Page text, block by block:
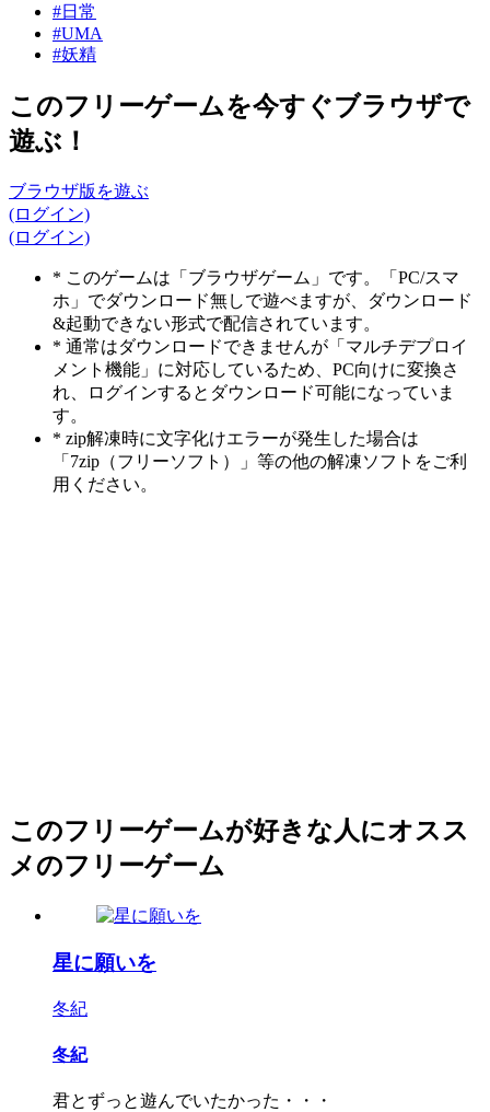
#日常
#UMA
#妖精
このフリーゲームを今すぐブラウザで
遊ぶ！
ブラウザ版を遊ぶ
(ログイン)
(ログイン)
* このゲームは「ブラウザゲーム」です。「PC/スマ
ホ」でダウンロード無しで遊べますが、ダウンロード
&起動できない形式で配信されています。
* 通常はダウンロードできませんが「マルチデプロイ
メント機能」に対応しているため、PC向けに変換さ
れ、ログインするとダウンロード可能になっていま
す。
* zip解凍時に文字化けエラーが発生した場合は
「7zip（フリーソフト）」等の他の解凍ソフトをご利
用ください。
このフリーゲームが好きな人にオスス
メのフリーゲーム
星に願いを
冬紀
冬紀
君とずっと遊んでいたかった・・・